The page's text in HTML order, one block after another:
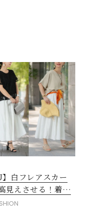
】白フレアスカー
見えさせる！着映
プス＆羽織り3選